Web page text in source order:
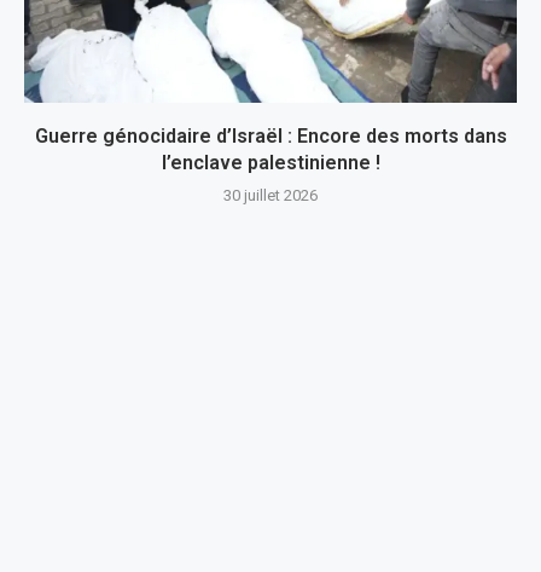
Guerre génocidaire d’Israël : Encore des morts dans
l’enclave palestinienne !
30 juillet 2026